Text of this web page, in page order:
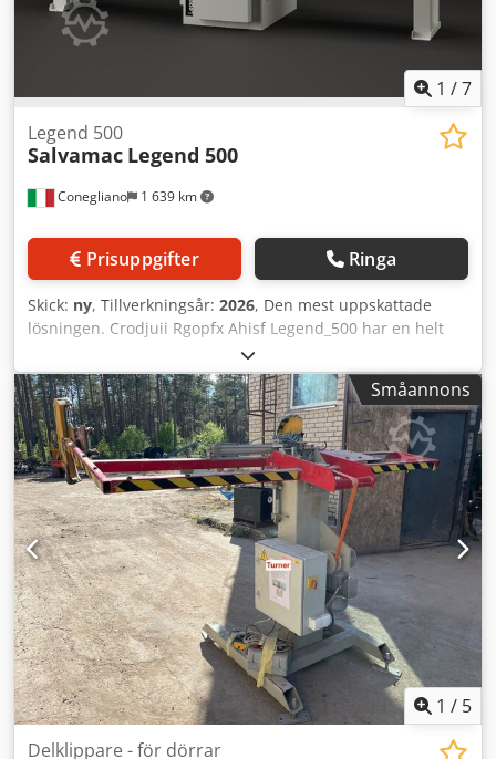
1 /7
Conegliano 1 639 km
Legend 500
Salvamac Legend 500
Prisuppgifter Ringa
Skick: ny, Tillverkningsår: 2026, Den mest uppskattade
lösningen. Crodjuii Rgopfx Ahisf Legend_500 har en helt
lackerad, kraftig och förstärkt stålkonstruktion. Med ett
sågblad på 500 mm i diameter, en effekt på 5,5 kW och en
hastighet på 2 800 varv/min är den den perfekta maskinen
för alla som bearbetar trä upp till 125 mm tjocklek och 310
mm bredd (alternativt upp till 375 mm).
Småannons
1 / 5
Delklippare - för dörrar